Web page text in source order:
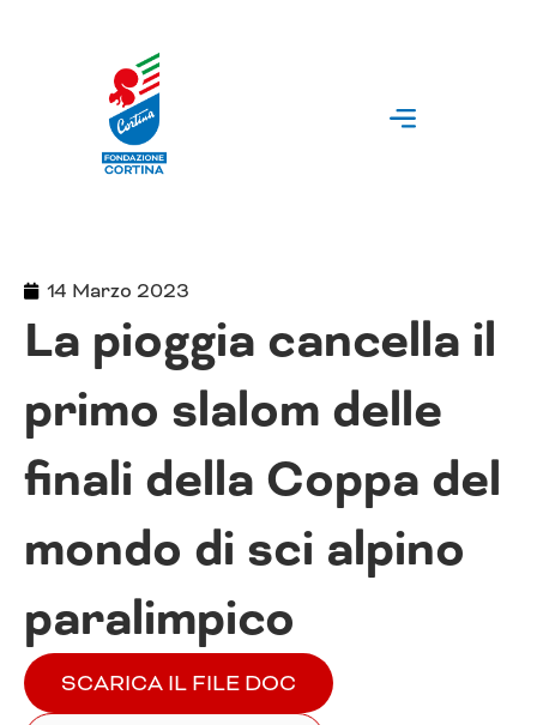
14 Marzo 2023
La pioggia cancella il
primo slalom delle
finali della Coppa del
mondo di sci alpino
paralimpico
SCARICA IL FILE DOC